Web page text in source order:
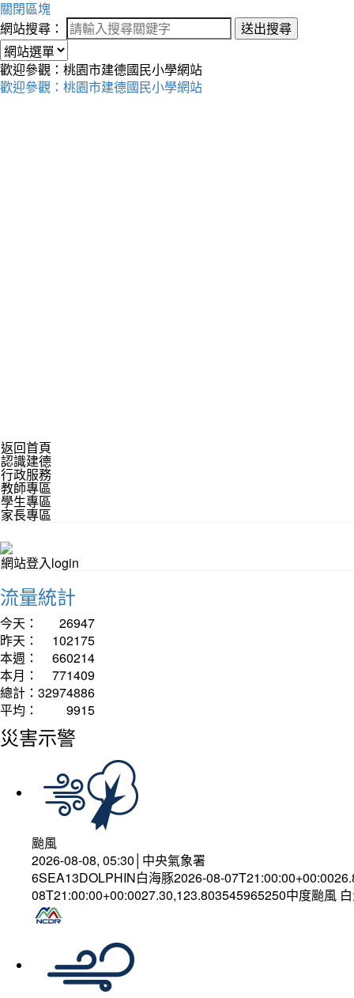
關閉區塊
網站搜尋：
送出搜尋
歡迎參觀：桃園市建德國民小學網站
歡迎參觀：桃園市建德國民小學網站
返回首頁
認識建德
行政服務
教師專區
學生專區
家長專區
網站登入login
流量統計
今天：
26947
昨天：
102175
本週：
660214
本月：
771409
總計： 32974886
平均：
9915
災害示警
颱風
2026-08-08, 05:30│中央氣象署
6SEA13DOLPHIN白海豚2026-08-
08T21:00:00+00:0027.30,123.803545965250中度颱風